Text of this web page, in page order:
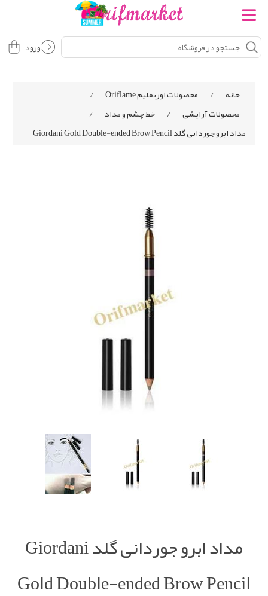
ورود
خانه / محصولات اوریفلیم Oriflame
/
محصولات آرایشی
/ خط چشم و مداد
/
مداد ابرو جوردانی گلد Giordani Gold Double-ended Brow Pencil
مداد ابرو جوردانی گلد Giordani
Gold Double-ended Brow Pencil